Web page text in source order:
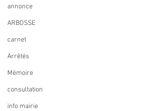
annonce
ARBOSSE
carnet
Arrêtés
Mémoire
consultation
info mairie